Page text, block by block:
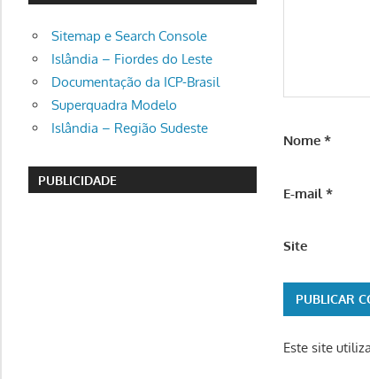
Nome*
E-mail*
Site
Este site
Sitemap e Search Console
Islândia – Fiordes do Leste
Documentação da ICP-Brasil
Superquadra Modelo
Islândia – Região Sudeste
PUBLICIDADE